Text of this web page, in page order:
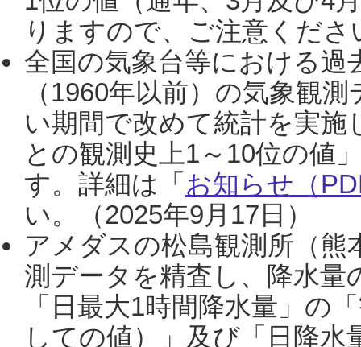
りますので、ご注意くだ
全国の気象台等における過
（1960年以前）の気象観
い期間で改めて統計を実
との観測史上1～10位の値
す。詳細は「 お知らせ（
い。（2025年9月17日）
アメダスの松島観測所（熊
測データを精査し、降水
「日最大1時間降水量」の
しての値）」及び「日降